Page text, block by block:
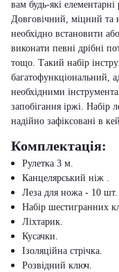
вам будь-які
Довговічний, міцний та
необхідно встановити
виконати певні дрібні
тощо. Такий набір
багатофункціональний,
необхідними
запобігання іржі. Набір
надійно зафіксовані в
Комплектація:
Рулетка 3 м.
Канцелярський ніж .
Леза для ножа - 10 шт.
Набір шестигранних
Ліхтарик.
Кусачки.
Ізоляційна стрічка.
Розвідний ключ.